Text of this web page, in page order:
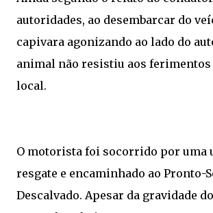
autoridades, ao desembarcar do
capivara agonizando ao lado do
animal não resistiu aos ferimentos
local.
O motorista foi socorrido por uma
resgate e encaminhado ao Pronto-
Descalvado. Apesar da gravidade